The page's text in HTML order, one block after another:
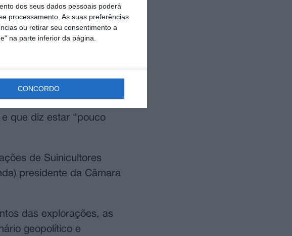
dos seus dados pessoais poderá
processamento. As suas preferências
ou retirar seu consentimento a
na parte inferior da página.
CONCORDO
para a produção de
chave para a
e uma porta aberta para
das maiores feiras
de porco em Portugal.
na intervenção
que diz estar “pouco
de Suinicultores
presidente da Câmara
das explorações, as
geopolítico e